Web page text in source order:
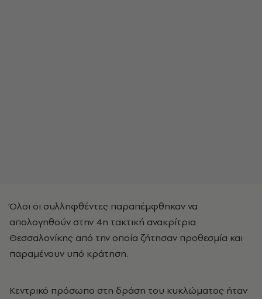
Όλοι οι συλληφθέντες παραπέμφθηκαν να
απολογηθούν στην 4η τακτική ανακρίτρια
Θεσσαλονίκης από την οποία ζήτησαν προθεσμία και
παραμένουν υπό κράτηση.
Κεντρικό πρόσωπο στη δράση του κυκλώματος ήταν